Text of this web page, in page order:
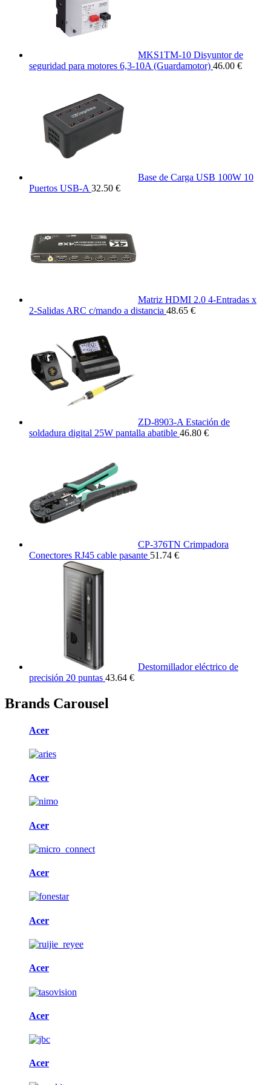
MKS1TM-10 Disyuntor de
seguridad para motores 6,3-10A (Guardamotor) 46.00 €
Base de Carga USB 100W 10
Puertos USB-A 32.50 €
Matriz HDMI 2.0 4-Entradas x
2-Salidas ARC c/mando a distancia 48.65 €
ZD-8903-A Estación de
soldadura digital 25W pantalla abatible 46.80 €
CP-376TN Crimpadora
Conectores RJ45 cable pasante 51.74 €
Destornillador eléctrico de
precisión 20 puntas 43.64 €
Brands Carousel
Acer
Acer
Acer
Acer
Acer
Acer
Acer
Acer